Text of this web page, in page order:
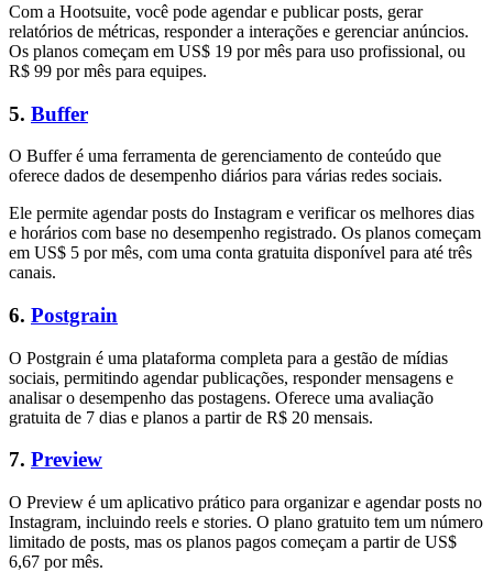
Com a Hootsuite, você pode agendar e publicar posts, gerar
relatórios de métricas, responder a interações e gerenciar anúncios.
Os planos começam em US$ 19 por mês para uso profissional, ou
R$ 99 por mês para equipes.
5. Buffer
O Buffer é uma ferramenta de gerenciamento de conteúdo que
oferece dados de desempenho diários para várias redes sociais.
Ele permite agendar posts do Instagram e verificar os melhores dias
e horários com base no desempenho registrado. Os planos começam
em US$ 5 por mês, com uma conta gratuita disponível para até três
canais.
6. Postgrain
O Postgrain é uma plataforma completa para a gestão de mídias
sociais, permitindo agendar publicações, responder mensagens e
analisar o desempenho das postagens. Oferece uma avaliação
gratuita de 7 dias e planos a partir de R$ 20 mensais.
7. Preview
O Preview é um aplicativo prático para organizar e agendar posts no
Instagram, incluindo reels e stories. O plano gratuito tem um número
limitado de posts, mas os planos pagos começam a partir de US$
6,67 por mês.